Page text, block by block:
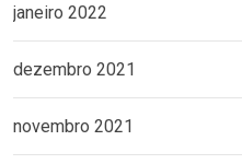
janeiro 2022
dezembro 2021
novembro 2021